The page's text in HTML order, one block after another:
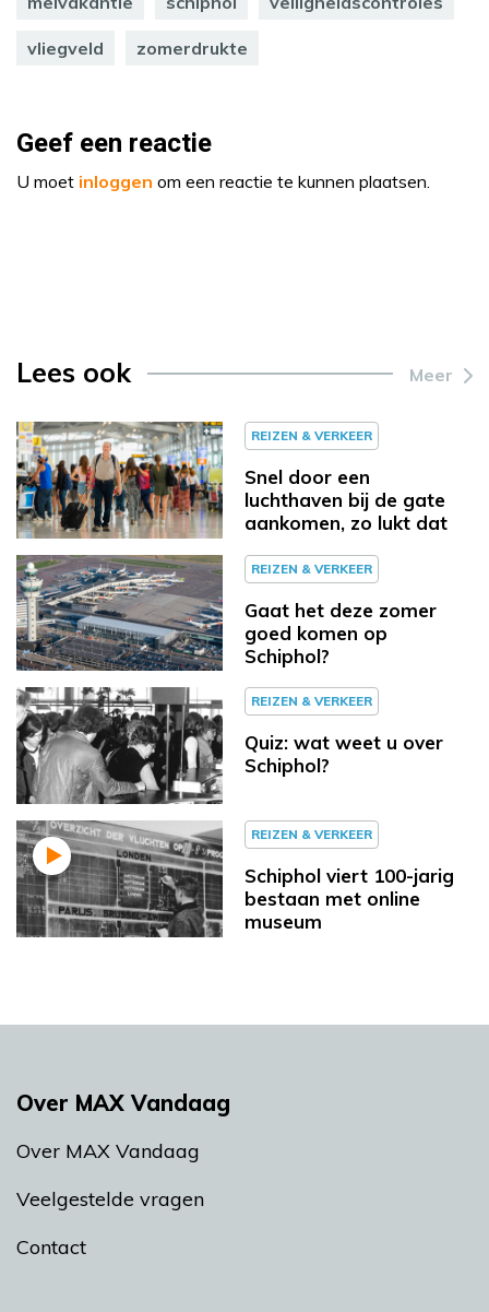
vliegveld zomerdrukte
Geef een reactie
U moet inloggen om een reactie te kunnen plaatsen.
Lees ook Meer
REIZEN & VERKEER
Snel door een
luchthaven bij de gate
aankomen, zo lukt dat
REIZEN & VERKEER
Gaat het deze zomer
goed komen op
Schiphol?
REIZEN & VERKEER
Quiz: wat weet u over
Schiphol?
REIZEN & VERKEER
Schiphol viert 100-jarig
bestaan met online
museum
Over MAX Vandaag
Over MAX Vandaag
Veelgestelde vragen
Contact